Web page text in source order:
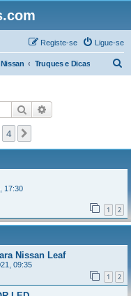
Ligue-se
Registe-se
Nissan Truques e Dicas
Pesquisar
4
17:30
1 2
Nissan Leaf
09:35
1 2